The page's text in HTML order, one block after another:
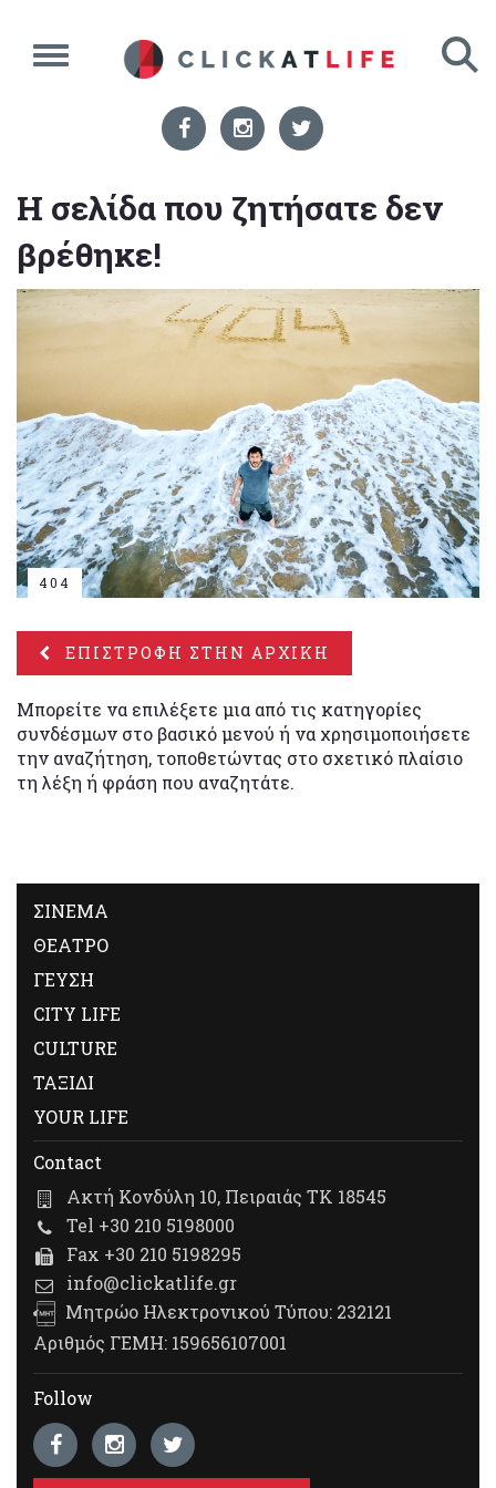
Η σελίδα που ζητήσατε δεν
βρέθηκε!
404
ΕΠΙΣΤΡΟΦΗ ΣΤΗΝ ΑΡΧΙΚΗ
Μπορείτε να επιλέξετε μια από τις κατηγορίες
συνδέσμων στο βασικό μενού ή να χρησιμοποιήσετε
την αναζήτηση, τοποθετώντας στο σχετικό πλαίσιο
τη λέξη ή φράση που αναζητάτε.
ΣΙΝΕΜΑ
ΘΕΑΤΡΟ
ΓΕΥΣΗ
CITY LIFE
CULTURE
ΤΑΞΙΔΙ
YOUR LIFE
Contact
Ακτή Κονδύλη 10, Πειραιάς ΤΚ 18545
Tel +30 210 5198000
Fax +30 210 5198295
info@clickatlife.gr
Μητρώο Ηλεκτρονικού Τύπου: 232121
Αριθμός ΓΕΜΗ: 159656107001
Follow